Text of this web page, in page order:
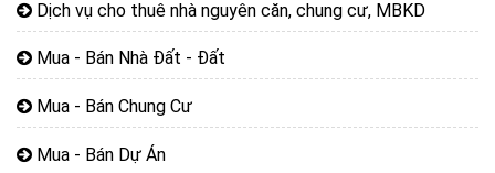
Dịch vụ cho thuê nhà nguyên căn, chung cư, MBKD
Mua - Bán Nhà Đất - Đất
Mua - Bán Chung Cư
Mua - Bán Dự Án